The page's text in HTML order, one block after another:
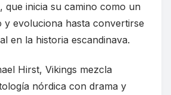
que inicia su camino como un
y evoluciona hasta convertirse
en la historia escandinava.
Hirst, Vikings mezcla
nórdica con drama y